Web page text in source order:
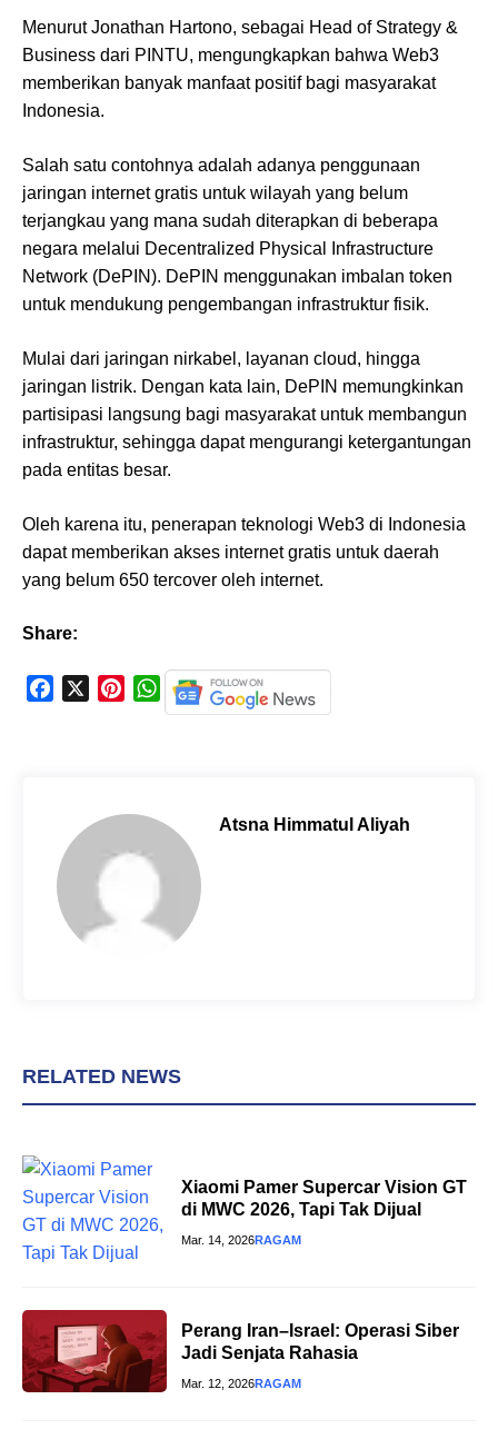
Menurut Jonathan Hartono, sebagai Head of Strategy &
Business dari PINTU, mengungkapkan bahwa Web3
memberikan banyak manfaat positif bagi masyarakat
Indonesia.
Salah satu contohnya adalah adanya penggunaan
jaringan internet gratis untuk wilayah yang belum
terjangkau yang mana sudah diterapkan di beberapa
negara melalui Decentralized Physical Infrastructure
Network (DePIN). DePIN menggunakan imbalan token
untuk mendukung pengembangan infrastruktur fisik.
Mulai dari jaringan nirkabel, layanan cloud, hingga
jaringan listrik. Dengan kata lain, DePIN memungkinkan
partisipasi langsung bagi masyarakat untuk membangun
infrastruktur, sehingga dapat mengurangi ketergantungan
pada entitas besar.
Oleh karena itu, penerapan teknologi Web3 di Indonesia
dapat memberikan akses internet gratis untuk daerah
yang belum 650 tercover oleh internet.
Share:
k
e
W
h
A
Atsna Himmatul Aliyah
RELATED NEWS
Xiaomi Pamer Supercar Vision GT
di MWC 2026, Tapi Tak Dijual
Mar. 14, 2026RAGAM
Perang Iran–Israel: Operasi Siber
Jadi Senjata Rahasia
Mar. 12, 2026RAGAM